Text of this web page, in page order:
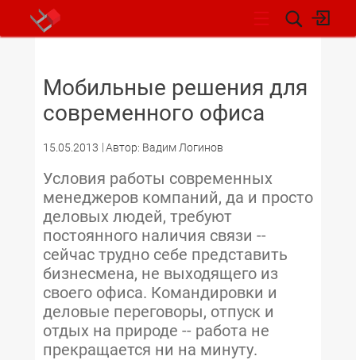
Мобильные решения для
современного офиса
15.05.2013 Автор: Вадим Логинов
Условия работы современных
менеджеров компаний, да и просто
деловых людей, требуют
постоянного наличия связи --
сейчас трудно себе представить
бизнесмена, не выходящего из
своего офиса. Командировки и
деловые переговоры, отпуск и
отдых на природе -- работа не
прекращается ни на минуту.